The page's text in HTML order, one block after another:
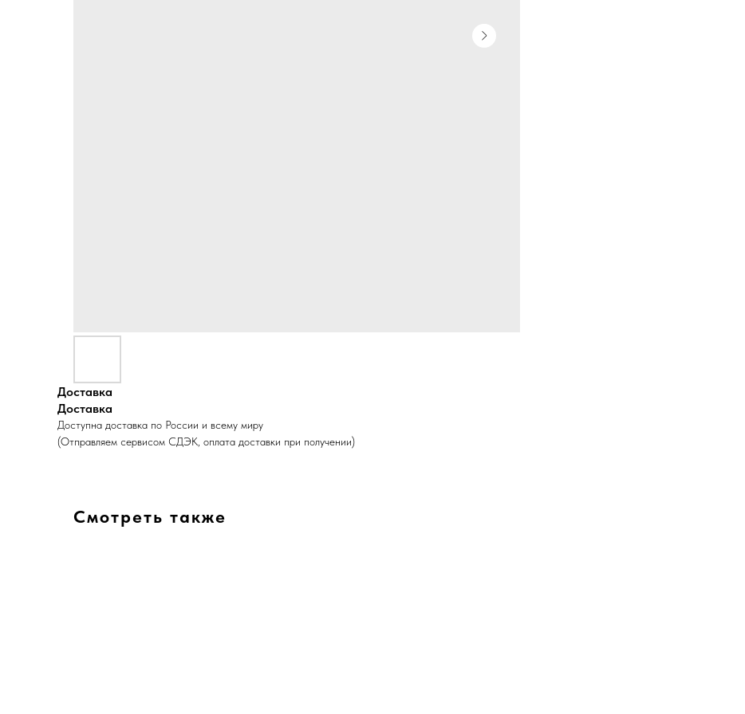
Доставка
Доставка
Доступна доставка по России и всему миру
(Отправляем сервисом СДЭК, оплата доставки при получении)
Смотреть также